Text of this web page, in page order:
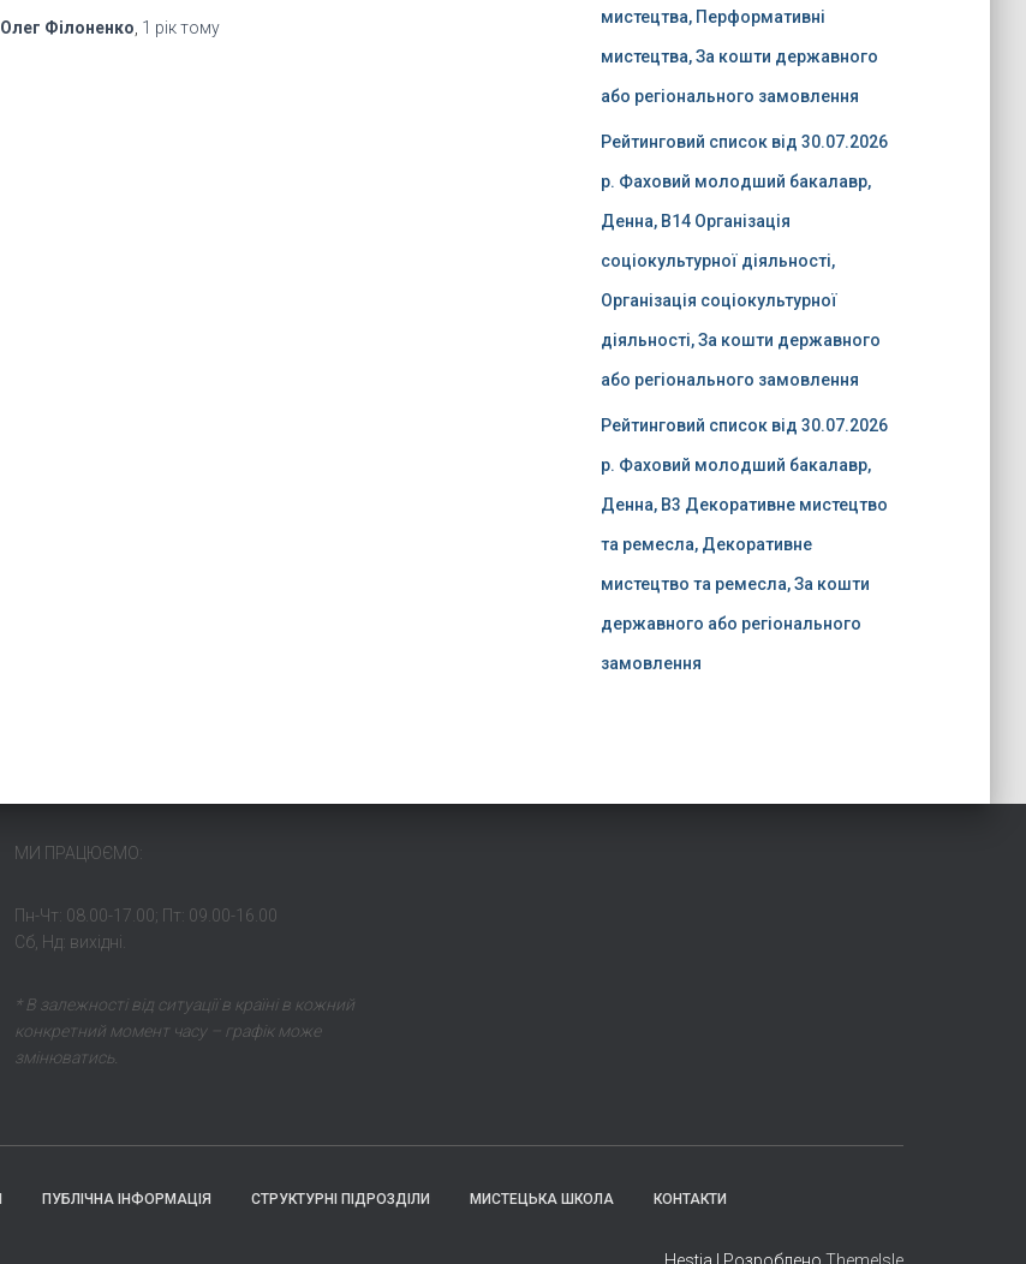
Олег Філоненко 1 ріктому
мистецтва, Перформативні
мистецтва, За кошти державного
або регіонального замовлення
Рейтинговий список від 30.07.2026
р. Фаховий молодший бакалавр,
Денна, B14 Організація
соціокультурної діяльності,
Організація соціокультурної
діяльності, За кошти державного
або регіонального замовлення
Рейтинговий список від 30.07.2026
р. Фаховий молодший бакалавр,
Денна, B3 Декоративне мистецтво
та ремесла, Декоративне
мистецтво та ремесла, За кошти
державного або регіонального
замовлення
МИ ПРАЦЮЄМО:
Пн-Чт: 08.00-17.00; Пт: 09.00-16.00
Сб, Нд: вихідні.
* В залежності від ситуації в країні в кожний
конкретний момент часу – графік може
змінюватись.
ПУБЛІЧНА ІНФОРМАЦІЯ СТРУКТУРНІ ПІДРОЗДІЛИ МИСТЕЦЬКА ШКОЛА КОНТАКТИ